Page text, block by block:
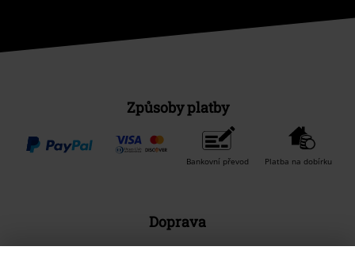
Způsoby platby
Bankovní převod Platba na dobírku
Doprava